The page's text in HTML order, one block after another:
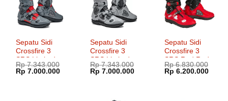
Sepatu Sidi
Crossfire 3
SRS Limited
Edition Red
Grey
Rp7.343.000
Harga
aslinya
Rp 7.000.000Harga
Sepatu Sidi
Crossfire 3
SRS Limited
Edition Black
Ash
Rp7.343.000
Harga
aslinya
Rp 7.000.000Harga
Sepatu Sidi
Crossfire 3
SRS Red Red
Black
Rp6.830.000
Harga
aslinya
Rp 6.200.000Harga